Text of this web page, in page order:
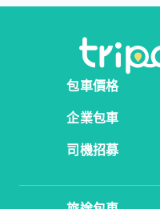
包車價格
企業包車
司機招募